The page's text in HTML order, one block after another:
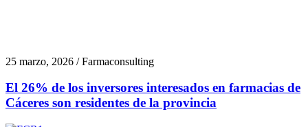
25 marzo, 2026 / Farmaconsulting
El 26% de los inversores interesados en farmacias de
Cáceres son residentes de la provincia